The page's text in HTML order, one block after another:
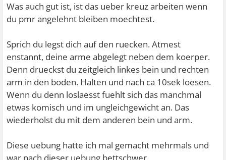
Was auch gut ist, ist das ueber kreuz arbeiten wenn
du pmr angelehnt bleiben moechtest.
Sprich du legst dich auf den ruecken. Atmest
enstannt, deine arme abgelegt neben dem koerper.
Denn drueckst du zeitgleich linkes bein und rechten
arm in den boden. Halten und nach ca 10sek loesen.
Wenn du denn loslaesst fuehlt sich das manchmal
etwas komisch und im ungleichgewicht an. Das
wiederholst du mit dem anderen bein und arm.
Diese uebung hatte ich mal gemacht mehrmals und
war nach dieser uebung bettschwer.